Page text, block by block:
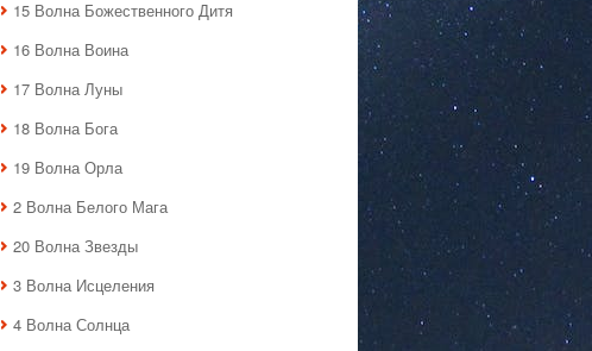
15 Волна Божественного Дитя
16 Волна Воина
17 Волна Луны
18 Волна Бога
19 Волна Орла
2 Волна Белого Мага
20 Волна Звезды
3 Волна Исцеления
4 Волна Солнца